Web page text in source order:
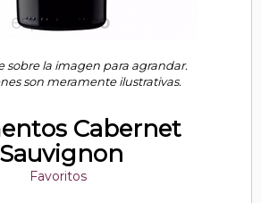
sobre la imagen para agrandar.
son meramente ilustrativas.
Cabernet
Sauvignon
Favoritos